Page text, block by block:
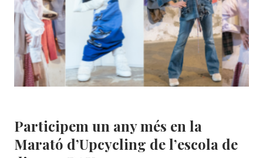
BARRIS
(BCN)
Participem un any més en la
Marató d’Upcycling de l’escola de